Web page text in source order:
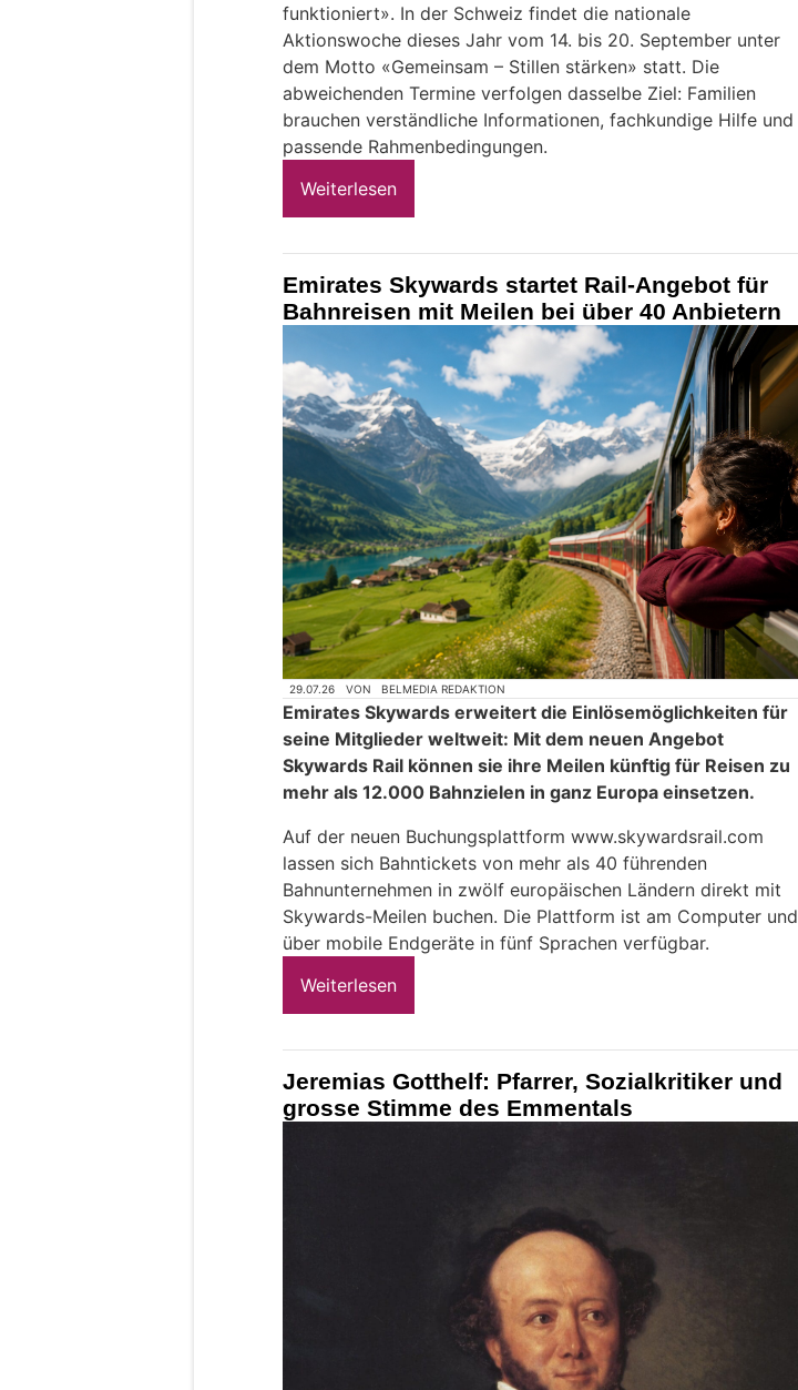
funktioniert». In der Schweiz findet die nationale
Aktionswoche dieses Jahr vom 14. bis 20. September unter
dem Motto «Gemeinsam – Stillen stärken» statt. Die
abweichenden Termine verfolgen dasselbe Ziel: Familien
brauchen verständliche Informationen, fachkundige Hilfe und
passende Rahmenbedingungen.
Weiterlesen
Emirates Skywards startet Rail-Angebot für
Bahnreisen mit Meilen bei über 40 Anbietern
29.07.26 VON BELMEDIA REDAKTION
Emirates Skywards erweitert die Einlösemöglichkeiten für
seine Mitglieder weltweit: Mit dem neuen Angebot
Skywards Rail können sie ihre Meilen künftig für Reisen zu
mehr als 12.000 Bahnzielen in ganz Europa einsetzen.
Auf der neuen Buchungsplattform www.skywardsrail.com
lassen sich Bahntickets von mehr als 40 führenden
Bahnunternehmen in zwölf europäischen Ländern direkt mit
Skywards-Meilen buchen. Die Plattform ist am Computer und
über mobile Endgeräte in fünf Sprachen verfügbar.
Weiterlesen
Jeremias Gotthelf: Pfarrer, Sozialkritiker und
grosse Stimme des Emmentals